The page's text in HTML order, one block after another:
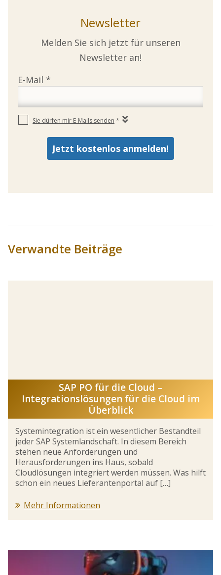
Newsletter
Melden Sie sich jetzt für unseren
Newsletter an!
Verwandte Beiträge
SAP PO für die Cloud –
Integrationslösungen für die Cloud im
Überblick
Systemintegration ist ein wesentlicher Bestandteil
jeder SAP Systemlandschaft. In diesem Bereich
stehen neue Anforderungen und
Herausforderungen ins Haus, sobald
Cloudlösungen integriert werden müssen. Was hilft
schon ein neues Lieferantenportal auf […]
Mehr Informationen